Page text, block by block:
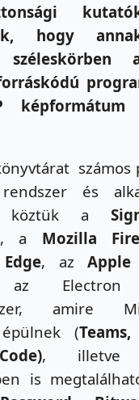
hogy
számos
és
köztük a
, a Mozilla
, az Apple
az Electron
amire
(Teams,
, illetve
is